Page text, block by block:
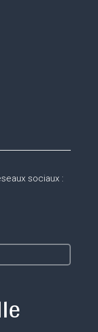
sociaux :